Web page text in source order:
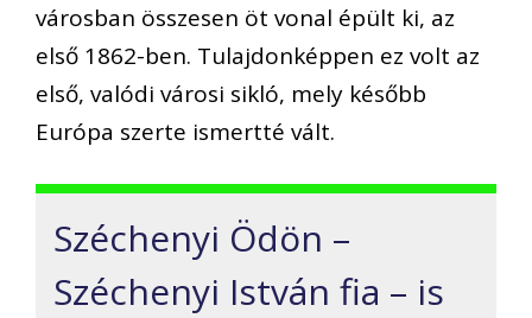
városban összesen öt vonal épült ki, az
első 1862-ben. Tulajdonképpen ez volt az
első, valódi városi sikló, mely később
Európa szerte ismertté vált.
Széchenyi Ödön –
Széchenyi István fia – is